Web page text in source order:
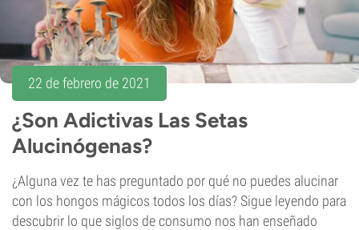
22 de febrero de 2021
¿Son Adictivas Las Setas
Alucinógenas?
¿Alguna vez te has preguntado por qué no puedes alucinar
con los hongos mágicos todos los días? Sigue leyendo para
descubrir lo que siglos de consumo nos han enseñado